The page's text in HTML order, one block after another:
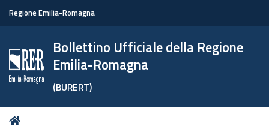
Regione Emilia-Romagna
Bollettino Ufficiale della Regione
Emilia-Romagna
(BURERT)
Tu